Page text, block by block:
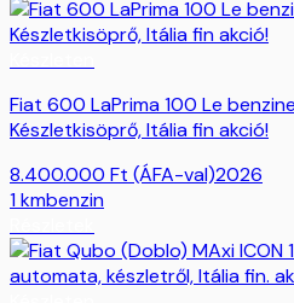
Fiat 600 LaPrima 100 Le
Készletkisöprő, Itália fin akció!
8.400.000 Ft (ÁFA-val)2026
1kmbenzin